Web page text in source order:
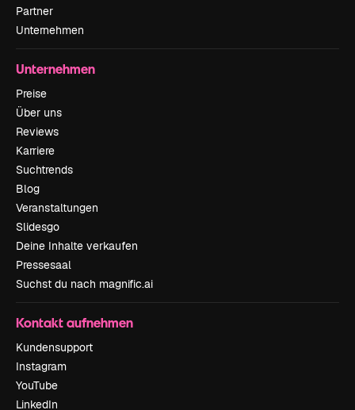
Partner
Unternehmen
Unternehmen
Preise
Über uns
Reviews
Karriere
Suchtrends
Blog
Veranstaltungen
Slidesgo
Deine Inhalte verkaufen
Pressesaal
Suchst du nach magnific.ai
Kontakt aufnehmen
Kundensupport
Instagram
YouTube
LinkedIn